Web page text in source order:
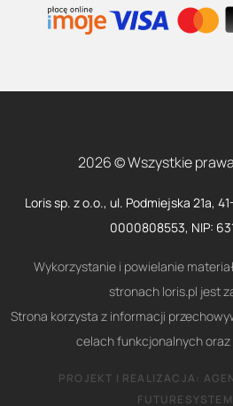
2026 © Wszystkie
Loris sp. z o.o., ul. Podmiejska 21a,
0000808553, NIP:
Wykorzystanie i powielanie
stronach loris.pl jest
Strona korzysta z informacji
celach funkcjonalnych
PROJEKT I REALIZACJA: